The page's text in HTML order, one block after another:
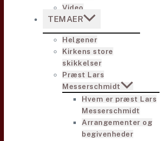
Video
TEMAER
Helgener
Kirkens store
skikkelser
Præst Lars
Messerschmidt
Hvem er præst Lars
Messerschmidt
Arrangementer og
begivenheder